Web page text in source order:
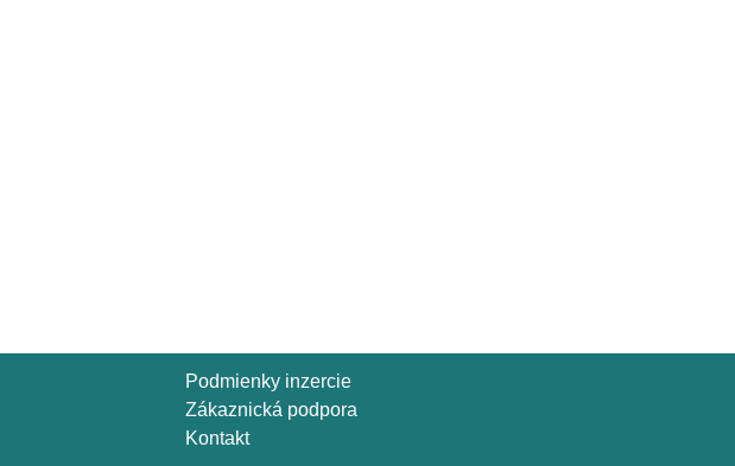
Podmienky inzercie
Zákaznická podpora
Kontakt